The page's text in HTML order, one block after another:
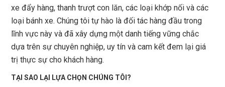
xe đẩy hàng, thanh trượt con lăn, các loại khớp nối và các
loại bánh xe. Chúng tôi tự hào là đối tác hàng đầu trong
lĩnh vực này và đã xây dựng một danh tiếng vững chắc
dựa trên sự chuyên nghiệp, uy tín và cam kết đem lại giá
trị thực sự cho khách hàng.
TẠI SAO LẠI LỰA CHỌN CHÚNG TÔI?